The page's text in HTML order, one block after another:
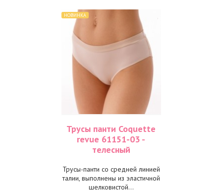
НОВИНКА
Трусы панти Coquette
revue 61151-03 -
телесный
Трусы-панти со средней линией
талии, выполнены из эластичной
шелковистой...